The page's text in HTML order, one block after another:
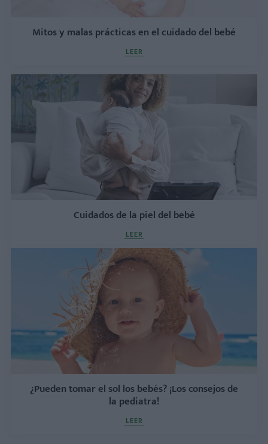
Mitos y malas prácticas en el cuidado del bebé
LEER
Cuidados de la piel del bebé
LEER
¿Pueden tomar el sol los bebés? ¡Los consejos de
la pediatra!
LEER